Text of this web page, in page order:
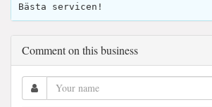
Bästa servicen!
Comment on this business